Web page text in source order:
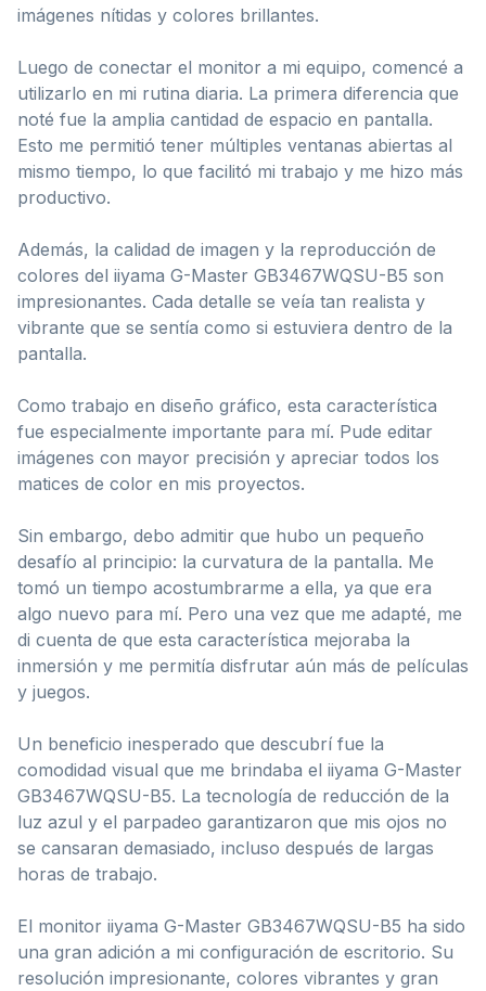
imágenes nítidas y colores brillantes.
Luego de conectar el monitor a mi equipo, comencé a
utilizarlo en mi rutina diaria. La primera diferencia que
noté fue la amplia cantidad de espacio en pantalla.
Esto me permitió tener múltiples ventanas abiertas al
mismo tiempo, lo que facilitó mi trabajo y me hizo más
productivo.
Además, la calidad de imagen y la reproducción de
colores del iiyama G-Master GB3467WQSU-B5 son
impresionantes. Cada detalle se veía tan realista y
vibrante que se sentía como si estuviera dentro de la
pantalla.
Como trabajo en diseño gráfico, esta característica
fue especialmente importante para mí. Pude editar
imágenes con mayor precisión y apreciar todos los
matices de color en mis proyectos.
Sin embargo, debo admitir que hubo un pequeño
desafío al principio: la curvatura de la pantalla. Me
tomó un tiempo acostumbrarme a ella, ya que era
algo nuevo para mí. Pero una vez que me adapté, me
di cuenta de que esta característica mejoraba la
inmersión y me permitía disfrutar aún más de películas
y juegos.
Un beneficio inesperado que descubrí fue la
comodidad visual que me brindaba el iiyama G-Master
GB3467WQSU-B5. La tecnología de reducción de la
luz azul y el parpadeo garantizaron que mis ojos no
se cansaran demasiado, incluso después de largas
horas de trabajo.
El monitor iiyama G-Master GB3467WQSU-B5 ha sido
una gran adición a mi configuración de escritorio. Su
resolución impresionante, colores vibrantes y gran